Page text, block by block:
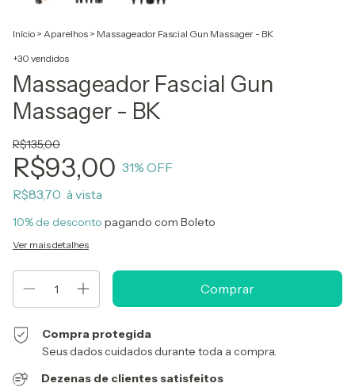
Início > Aparelhos > Massageador Fascial Gun Massager - BK
+30 vendidos
Massageador Fascial Gun
Massager - BK
R$135,00
R$93,00 31% OFF
R$83,70
10% de desconto pagando com Boleto
Ver mais detalhes
Compra protegida
Seus dados cuidados durante toda a compra.
Dezenas de clientes satisfeitos